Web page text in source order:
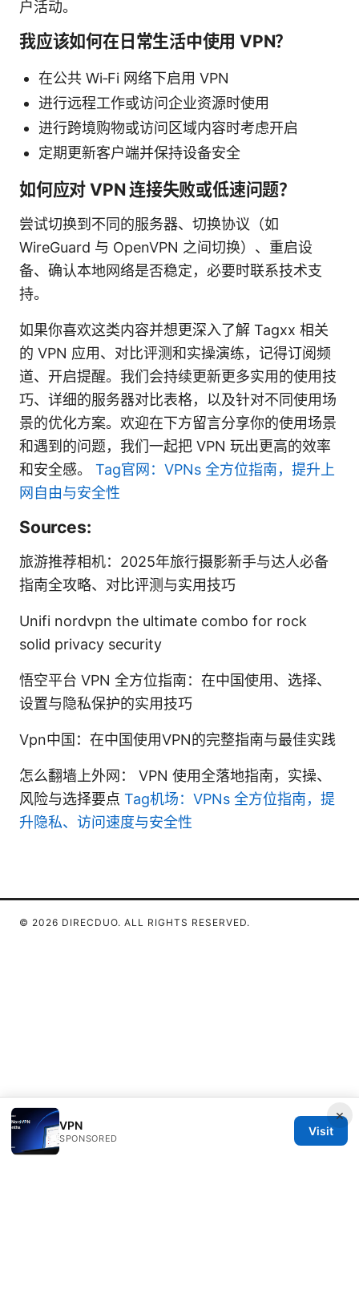
户活动。
我应该如何在日常生活中使用 VPN？
在公共 Wi‑Fi 网络下启用 VPN
进行远程工作或访问企业资源时使用
进行跨境购物或访问区域内容时考虑开启
定期更新客户端并保持设备安全
如何应对 VPN 连接失败或低速问题？
尝试切换到不同的服务器、切换协议（如
WireGuard 与 OpenVPN 之间切换）、重启设
备、确认本地网络是否稳定，必要时联系技术支
持。
如果你喜欢这类内容并想更深入了解 Tagxx 相关
的 VPN 应用、对比评测和实操演练，记得订阅频
道、开启提醒。我们会持续更新更多实用的使用技
巧、详细的服务器对比表格，以及针对不同使用场
景的优化方案。欢迎在下方留言分享你的使用场景
和遇到的问题，我们一起把 VPN 玩出更高的效率
和安全感。 Tag官网：VPNs 全方位指南，提升上
网自由与安全性
Sources:
旅游推荐相机：2025年旅行摄影新手与达人必备
指南全攻略、对比评测与实用技巧
Unifi nordvpn the ultimate combo for rock
solid privacy security
悟空平台 VPN 全方位指南：在中国使用、选择、
设置与隐私保护的实用技巧
Vpn中国：在中国使用VPN的完整指南与最佳实践
怎么翻墙上外网： VPN 使用全落地指南，实操、
风险与选择要点 Tag机场：VPNs 全方位指南，提
升隐私、访问速度与安全性
×
VPN
SPONSORED
Visit
© 2026 DIRECDUO. ALL RIGHTS RESERVED.